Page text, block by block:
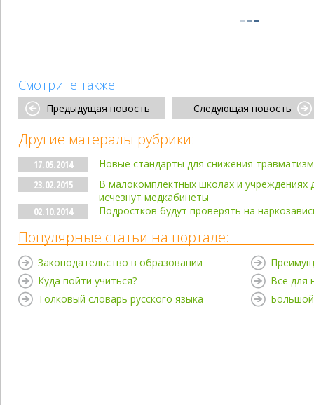
Смотрите также:
Предыдущая новость Следующая новость
Другие матералы рубрики:
17.05.2014
Новые стандарты для снижения
23.02.2015
В малокомплектных школах и учреждениях
исчезнут медкабинеты
02.10.2014
Подростков будут проверять на
Популярные статьи на портале:
Законодательство в образовании
Куда пойти учиться?
Толковый словарь русского языка
Все для
Большой